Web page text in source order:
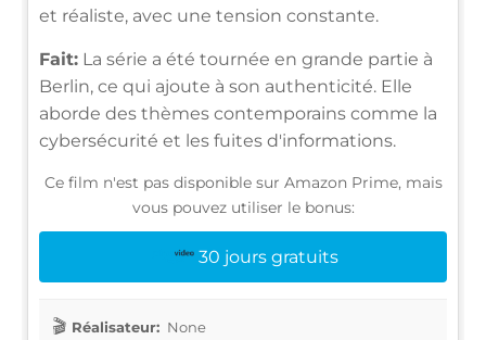
et réaliste, avec une tension constante.
Fait: La série a été tournée en grande partie à
Berlin, ce qui ajoute à son authenticité. Elle
aborde des thèmes contemporains comme la
cybersécurité et les fuites d'informations.
Ce film n'est pas disponible sur Amazon Prime, mais
vous pouvez utiliser le bonus:
30 jours gratuits
Réalisateur: None